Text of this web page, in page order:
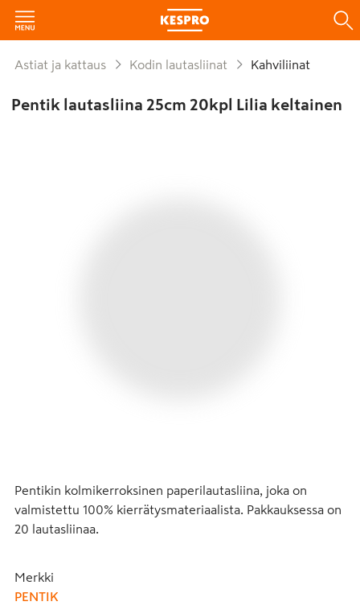
Astiat ja kattaus Kodin lautasliinat Kahviliinat
Pentik lautasliina 25cm 20kpl Lilia keltainen
Pentikin kolmikerroksinen paperilautasliina, joka on
valmistettu 100% kierrätysmateriaalista. Pakkauksessa on
20 lautasliinaa.
Merkki
PENTIK